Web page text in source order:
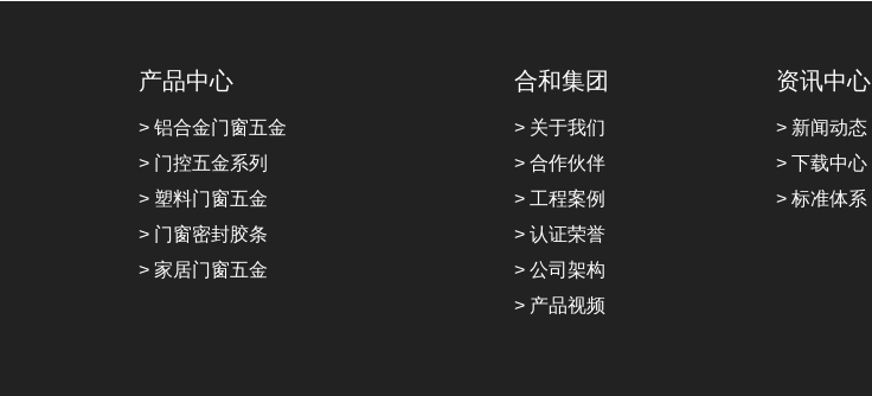
产品中心
> 铝合金门窗五金
> 门控五金系列
> 塑料门窗五金
> 门窗密封胶条
> 家居门窗五金
合和集团
> 关于我们
> 合作伙伴
> 工程案例
> 认证荣誉
> 公司架构
> 产品视频
资讯中心
> 新闻动态
> 下载中心
> 标准体系